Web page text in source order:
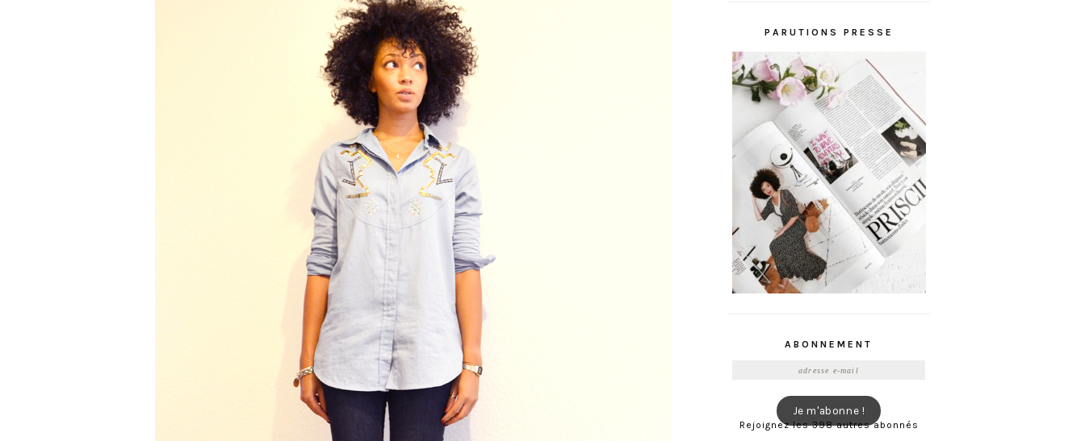
PARUTIONS PRESSE
ABONNEMENT
Je m'abonne !
Rejoignez les 398 autres abonnés